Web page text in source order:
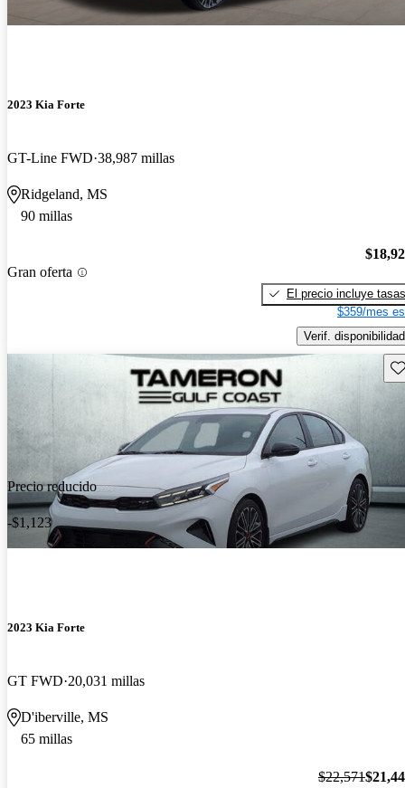
2023 Kia Forte
GT-Line FWD 38,987 millas
Ridgeland, MS
90 millas
Gran oferta
El precio incluye tasas
$359/mes
Verif. disponibilidad
Precio reducido
-$1,123
2023 Kia Forte
GT FWD 20,031 millas
D'iberville, MS
65 millas
$22,571